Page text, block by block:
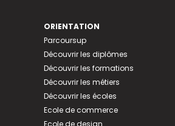
ORIENTATION
Parcoursup
Découvrir les diplômes
Découvrir les formations
Découvrir les métiers
Découvrir les écoles
Ecole de commerce
Ecole de design